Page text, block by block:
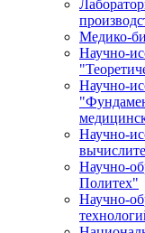
Медико-
Научно-
Научно-
Научно-
Научно-
Политех"
Научно-